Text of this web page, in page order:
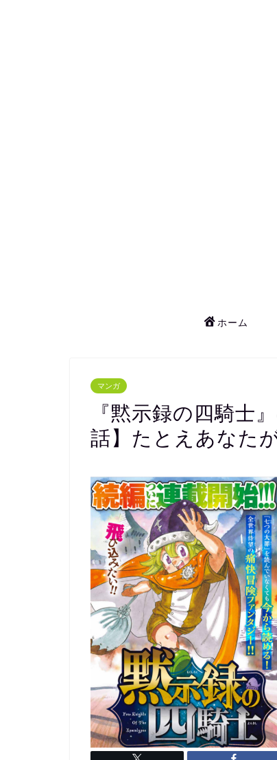
ホーム
マンガ
『黙示録の四騎士
話】たとえあなた